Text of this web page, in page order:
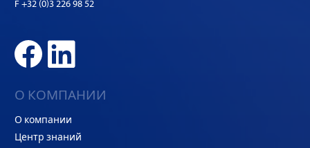
F +32 (0)3 226 98 52
О КОМПАНИИ
О компании
Центр знаний